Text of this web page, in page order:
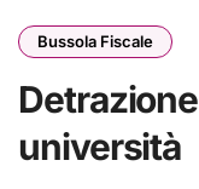
Bussola Fiscale
università